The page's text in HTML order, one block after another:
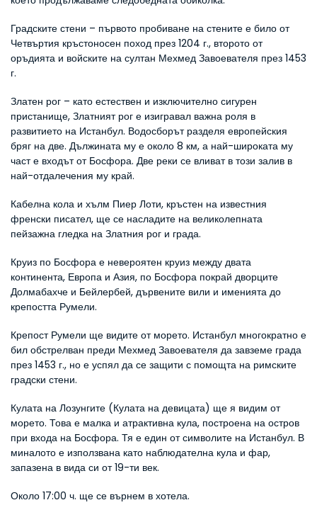
Градските стени – първото пробиване на стените е било от
Четвъртия кръстоносен поход през 1204 г., второто от
оръдията и войските на султан Мехмед Завоевателя през 1453
г.
Златен рог – като естествен и изключително сигурен
пристанище, Златният рог е изигравал важна роля в
развитието на Истанбул. Водосборът разделя европейския
бряг на две. Дължината му е около 8 км, а най-широката му
част е входът от Босфора. Две реки се вливат в този залив в
най-отдалечения му край.
Кабелна кола и хълм Пиер Лоти, кръстен на известния
френски писател, ще се насладите на великолепната
пейзажна гледка на Златния рог и града.
Круиз по Босфора е невероятен круиз между двата
континента, Европа и Азия, по Босфора покрай дворците
Долмабахче и Бейлербей, дървените вили и именията до
крепостта Румели.
Крепост Румели ще видите от морето. Истанбул многократно е
бил обстрелван преди Мехмед Завоевателя да завземе града
през 1453 г., но е успял да се защити с помощта на римските
градски стени.
Кулата на Лозунгите (Кулата на девицата) ще я видим от
морето. Това е малка и атрактивна кула, построена на остров
при входа на Босфора. Тя е един от символите на Истанбул. В
миналото е използвана като наблюдателна кула и фар,
запазена в вида си от 19-ти век.
Около 17:00 ч. ще се върнем в хотела.